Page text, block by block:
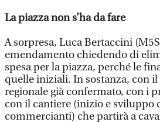
La piazza non s’ha da fare
A sorpresa, Luca Bertaccini
emendamento chiedendo di
spesa per la piazza, perché le
quelle iniziali. In sostanza, con
regionale già confermato, con i
con il cantiere (inizio e sviluppo
commercianti) che partirà a